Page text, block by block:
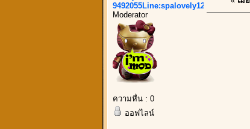
9492055Line:spalovely123
Moderator
ความหื่น : 0
ออฟไลน์